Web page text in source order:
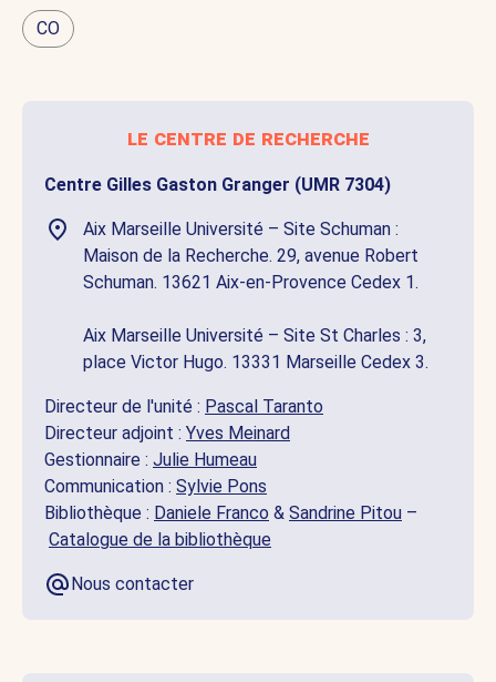
CO
le centre de recherche
Centre Gilles Gaston Granger (UMR 7304)
Aix Marseille Université – Site Schuman :
Maison de la Recherche. 29, avenue Robert
Schuman. 13621 Aix-en-Provence Cedex 1.
Aix Marseille Université – Site St Charles : 3,
place Victor Hugo. 13331 Marseille Cedex 3.
Directeur de l'unité : Pascal Taranto
Directeur adjoint : Yves Meinard
Gestionnaire : Julie Humeau
Communication : Sylvie Pons
Bibliothèque : Daniele Franco & Sandrine Pitou –
Catalogue de la bibliothèque
Nous contacter